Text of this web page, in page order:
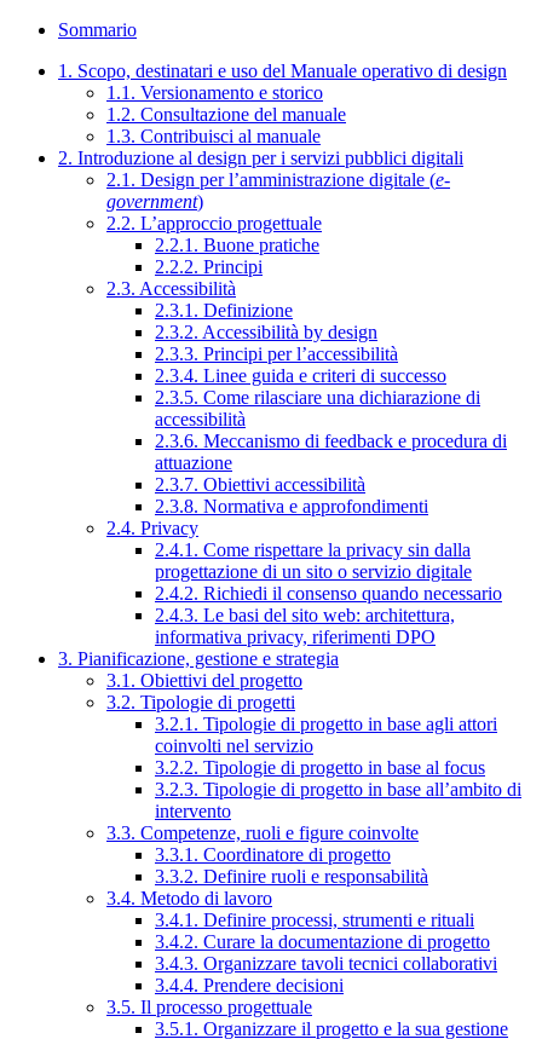
Sommario
1. Scopo, destinatari e uso del Manuale operativo di design
1.1. Versionamento e storico
1.2. Consultazione del manuale
1.3. Contribuisci al manuale
2. Introduzione al design per i servizi pubblici digitali
2.1. Design per l’amministrazione digitale (e-
government)
2.2. L’approccio progettuale
2.2.1. Buone pratiche
2.2.2. Principi
2.3. Accessibilità
2.3.1. Definizione
2.3.2. Accessibilità by design
2.3.3. Principi per l’accessibilità
2.3.4. Linee guida e criteri di successo
2.3.5. Come rilasciare una dichiarazione di
accessibilità
2.3.6. Meccanismo di feedback e procedura di
attuazione
2.3.7. Obiettivi accessibilità
2.3.8. Normativa e approfondimenti
2.4. Privacy
2.4.1. Come rispettare la privacy sin dalla
progettazione di un sito o servizio digitale
2.4.2. Richiedi il consenso quando necessario
2.4.3. Le basi del sito web: architettura,
informativa privacy, riferimenti DPO
3. Pianificazione, gestione e strategia
3.1. Obiettivi del progetto
3.2. Tipologie di progetti
3.2.1. Tipologie di progetto in base agli attori
coinvolti nel servizio
3.2.2. Tipologie di progetto in base al focus
3.2.3. Tipologie di progetto in base all’ambito di
intervento
3.3. Competenze, ruoli e figure coinvolte
3.3.1. Coordinatore di progetto
3.3.2. Definire ruoli e responsabilità
3.4. Metodo di lavoro
3.4.1. Definire processi, strumenti e rituali
3.4.2. Curare la documentazione di progetto
3.4.3. Organizzare tavoli tecnici collaborativi
3.4.4. Prendere decisioni
3.5. Il processo progettuale
3.5.1. Organizzare il progetto e la sua gestione